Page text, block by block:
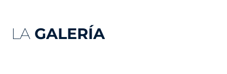
LA GALERÍA